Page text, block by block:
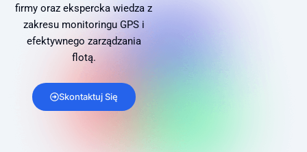
firmy oraz ekspercka wiedza z
zakresu monitoringu GPS i
efektywnego zarządzania
flotą.
Skontaktuj Się